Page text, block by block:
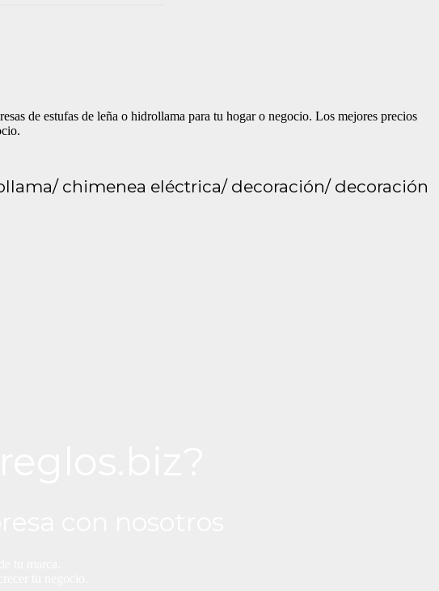
de estufas de leña o hidrollama para tu hogar o negocio. Los mejores precios
chimenea eléctrica/ decoración/ decoración